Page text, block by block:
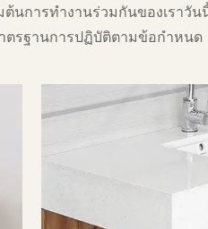
การทำงานร่วมกันของเราวัน
ตรฐานการปฏิบัติตามข้อกำหนด